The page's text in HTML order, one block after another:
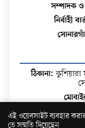
এই ওয়েবসাইট ব্যবহার
তে সম্মতি দিয়েছেন
সম্পাদক ও
নির্বাহী
সোনারগাঁ
ঠিকানা: কুশিয়ারা
ইমেইল: